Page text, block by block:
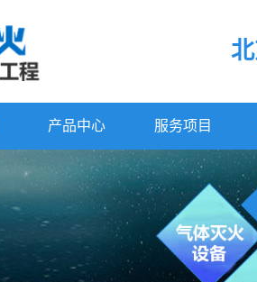
产品中心 服务项目